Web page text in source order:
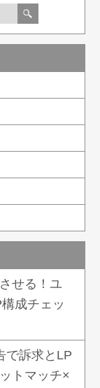
せる！ユ
成チェッ
で訴求とLP
トマッチ×